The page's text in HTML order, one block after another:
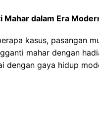
Mahar dalam Era
kasus, pasangan
mahar dengan
dengan gaya hidup